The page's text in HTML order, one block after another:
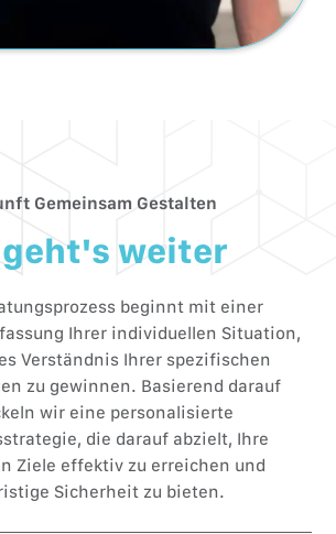
Gemeinsam Gestalten
geht's weiter
beginnt mit einer
Ihrer individuellen Situation,
Verständnis Ihrer spezifischen
zu gewinnen. Basierend darauf
wir eine personalisierte
die darauf abzielt, Ihre
Ziele effektiv zu erreichen und
Sicherheit zu bieten.